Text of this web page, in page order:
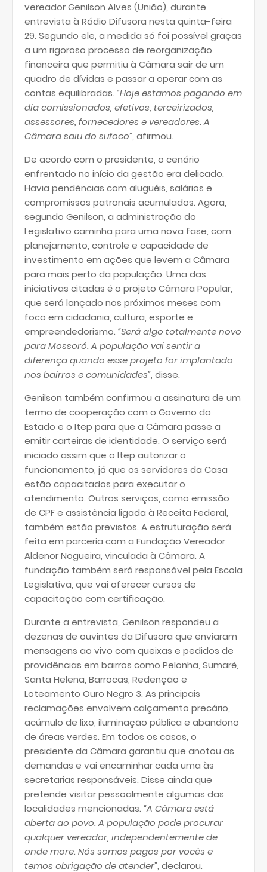
vereador Genilson Alves (União), durante
entrevista à Rádio Difusora nesta quinta-feira
29. Segundo ele, a medida só foi possível graças
a um rigoroso processo de reorganização
financeira que permitiu à Câmara sair de um
quadro de dívidas e passar a operar com as
contas equilibradas. “Hoje estamos pagando em
dia comissionados, efetivos, terceirizados,
assessores, fornecedores e vereadores. A
Câmara saiu do sufoco”, afirmou.
De acordo com o presidente, o cenário
enfrentado no início da gestão era delicado.
Havia pendências com aluguéis, salários e
compromissos patronais acumulados. Agora,
segundo Genilson, a administração do
Legislativo caminha para uma nova fase, com
planejamento, controle e capacidade de
investimento em ações que levem a Câmara
para mais perto da população. Uma das
iniciativas citadas é o projeto Câmara Popular,
que será lançado nos próximos meses com
foco em cidadania, cultura, esporte e
empreendedorismo. “Será algo totalmente novo
para Mossoró. A população vai sentir a
diferença quando esse projeto for implantado
nos bairros e comunidades”, disse.
Genilson também confirmou a assinatura de um
termo de cooperação com o Governo do
Estado e o Itep para que a Câmara passe a
emitir carteiras de identidade. O serviço será
iniciado assim que o Itep autorizar o
funcionamento, já que os servidores da Casa
estão capacitados para executar o
atendimento. Outros serviços, como emissão
de CPF e assistência ligada à Receita Federal,
também estão previstos. A estruturação será
feita em parceria com a Fundação Vereador
Aldenor Nogueira, vinculada à Câmara. A
fundação também será responsável pela Escola
Legislativa, que vai oferecer cursos de
capacitação com certificação.
Durante a entrevista, Genilson respondeu a
dezenas de ouvintes da Difusora que enviaram
mensagens ao vivo com queixas e pedidos de
providências em bairros como Pelonha, Sumaré,
Santa Helena, Barrocas, Redenção e
Loteamento Ouro Negro 3. As principais
reclamações envolvem calçamento precário,
acúmulo de lixo, iluminação pública e abandono
de áreas verdes. Em todos os casos, o
presidente da Câmara garantiu que anotou as
demandas e vai encaminhar cada uma às
secretarias responsáveis. Disse ainda que
pretende visitar pessoalmente algumas das
localidades mencionadas. “A Câmara está
aberta ao povo. A população pode procurar
qualquer vereador, independentemente de
onde more. Nós somos pagos por vocês e
temos obrigação de atender”, declarou.